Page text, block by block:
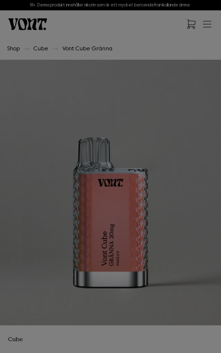
Hoppa till huvudinnehåll
18+. Denna produkt innehåller nikotin som är ett mycket beroendeframkallande ämne.
Shop Cube Vont Cube Gränna
Cube